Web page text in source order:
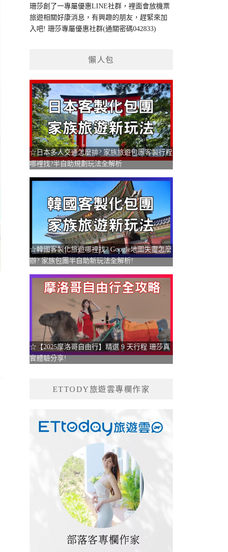
珊莎創了一專屬優惠LINE社群，裡面會放機票
旅遊相關好康消息，有興趣的朋友，趕緊來加
入吧!珊莎專屬優惠社群(通關密碼042833)
懶人包
☆日本多人交通怎麼排? 家族旅遊包團客製行程
哪裡找?半自助規劃玩法全解析
☆韓國客製化旅遊哪裡找? Google地圖失靈怎麼
辦? 家族包團半自助新玩法全解析!
☆【2025摩洛哥自由行】精選 9 天行程 珊莎真
實體驗分享!
ETTODY旅遊雲專欄作家